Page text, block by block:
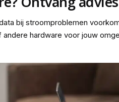
bij stroomproblemen
hardware voor jouw